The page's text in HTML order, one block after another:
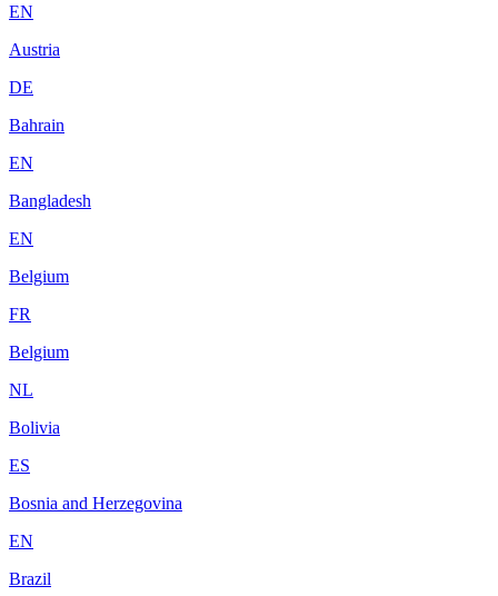
EN
Austria
DE
Bahrain
EN
Bangladesh
EN
Belgium
FR
Belgium
NL
Bolivia
ES
Bosnia and Herzegovina
EN
Brazil